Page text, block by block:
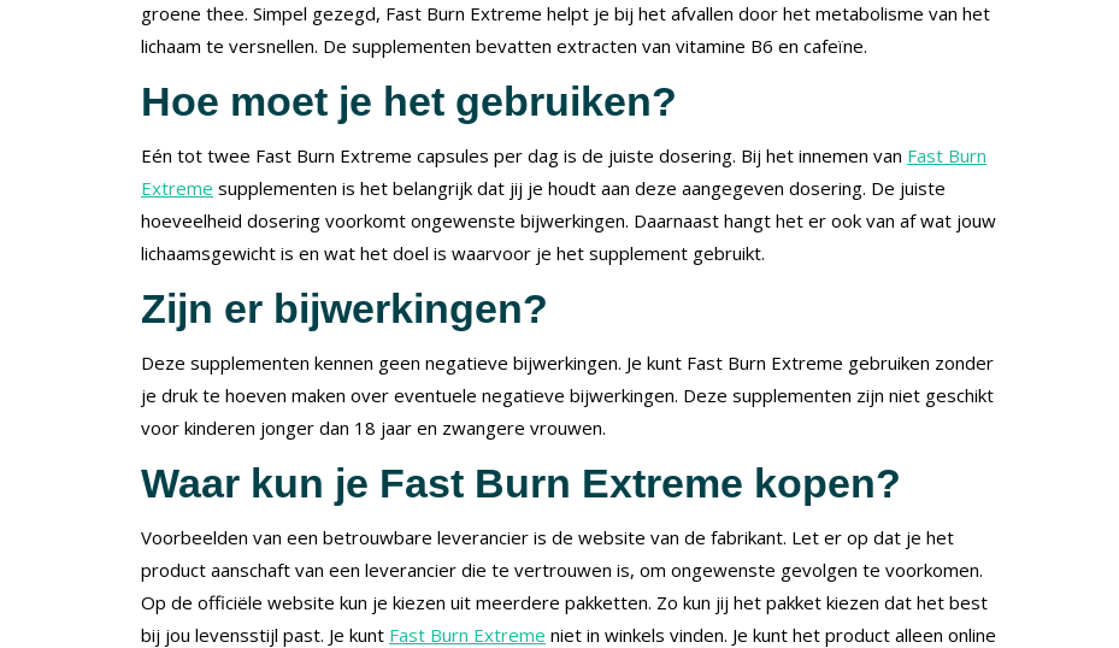
groene thee. Simpel gezegd, Fast Burn Extreme helpt je bij het afvallen door het metabolisme van het
lichaam te versnellen. De supplementen bevatten extracten van vitamine B6 en cafeïne.
Hoe moet je het gebruiken?
Eén tot twee Fast Burn Extreme capsules per dag is de juiste dosering. Bij het innemen van Fast Burn
Extreme supplementen is het belangrijk dat jij je houdt aan deze aangegeven dosering. De juiste
hoeveelheid dosering voorkomt ongewenste bijwerkingen. Daarnaast hangt het er ook van af wat jouw
lichaamsgewicht is en wat het doel is waarvoor je het supplement gebruikt.
Zijn er bijwerkingen?
Deze supplementen kennen geen negatieve bijwerkingen. Je kunt Fast Burn Extreme gebruiken zonder
je druk te hoeven maken over eventuele negatieve bijwerkingen. Deze supplementen zijn niet geschikt
voor kinderen jonger dan 18 jaar en zwangere vrouwen.
Waar kun je Fast Burn Extreme kopen?
Voorbeelden van een betrouwbare leverancier is de website van de fabrikant. Let er op dat je het
product aanschaft van een leverancier die te vertrouwen is, om ongewenste gevolgen te voorkomen.
Op de officiële website kun je kiezen uit meerdere pakketten. Zo kun jij het pakket kiezen dat het best
bij jou levensstijl past. Je kunt Fast Burn Extreme niet in winkels vinden. Je kunt het product alleen online